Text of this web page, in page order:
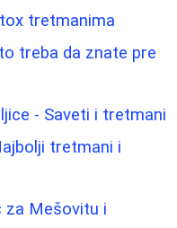
tretmanima
treba da znate pre
- Saveti i tretmani
tretmani i
za Mešovitu i